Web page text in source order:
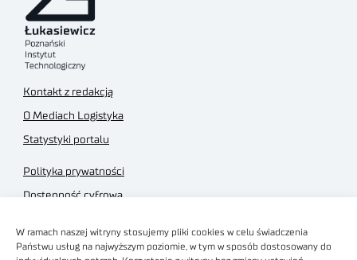
W ramach naszej witryny stosujemy pliki cookies w celu świadczenia
Państwu usług na najwyższym poziomie, w tym w sposób dostosowany do
Kontakt z redakcją
O Mediach Logistyka
Statystyki portalu
Polityka prywatności
Dostępność cyfrowa
Regulamin sklepu